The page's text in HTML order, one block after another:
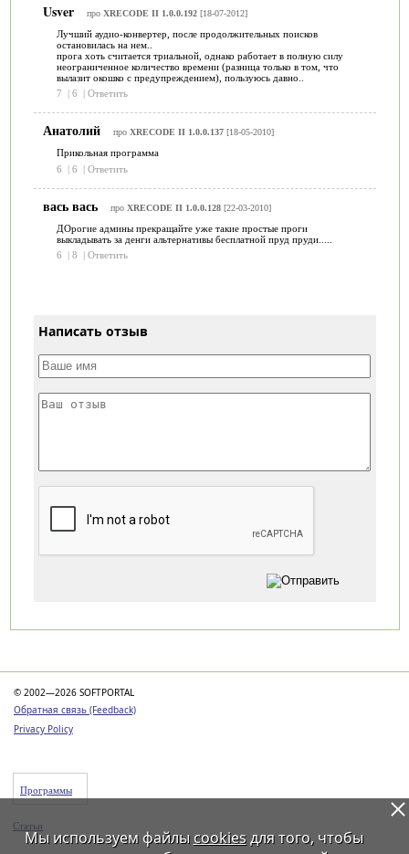
Usver про XRECODE II 1.0.0.192[18-07-2012]
Лучший аудио-конвертер, после продолжительных поисков
остановилась на нем..
прога хоть считается триальной, однако работает в полную силу
неограниченное количество времени (разница только в том, что
вылазит окошко с предупреждением), пользуюсь давно..
7
| 6 | Ответить
Анатолий про XRECODE II 1.0.0.137[18-05-2010]
Прикольная программа
6
| 6 | Ответить
вась вась про XRECODE II 1.0.0.128[22-03-2010]
ДОрогие админы прекращайте уже такие простые проги
выкладывать за денги альтернативы бесплатной пруд пруди.....
6
| 8 | Ответить
Написать отзыв
© 2002—2026 SOFTPORTAL
Обратная связь (Feedback)
Privacy Policy
Программы
Статьи
Мы используем файлы cookiesдля того, чтобы